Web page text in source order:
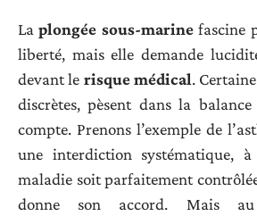
Laplongée sous-marinefascine
liberté, mais elle demande
devant le risque médical.
discrètes, pèsent dans la
compte. Prenons l’exemple de
une interdiction systématique,
maladie soit parfaitement
donne son accord. Mais